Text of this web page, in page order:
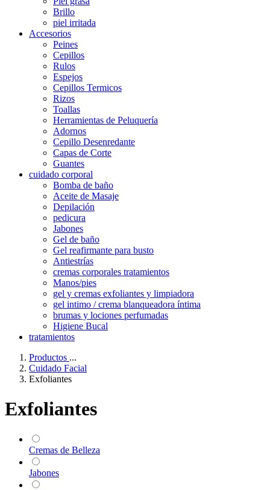
Brillo
piel irritada
Accesorios
Peines
Cepillos
Rulos
Espejos
Cepillos Termicos
Rizos
Toallas
Herramientas de Peluquería
Adornos
Cepillo Desenredante
Capas de Corte
Guantes
cuidado corporal
Bomba de baño
Aceite de Masaje
Depilación
pedicura
Jabones
Gel de baño
Gel reafirmante para busto
Antiestrías
cremas corporales tratamientos
Manos/pies
gel y cremas exfoliantes y limpiadora
gel intimo / crema blanqueadora íntima
brumas y lociones perfumadas
Higiene Bucal
tratamientos
Productos ...
Cuidado Facial
Exfoliantes
Exfoliantes
Cremas de Belleza
Jabones